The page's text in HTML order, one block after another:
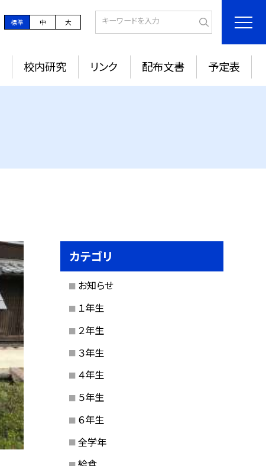
標準 中 大
校内研究 リンク 配布文書 予定表
カテゴリ
お知らせ
１年生
２年生
３年生
４年生
５年生
６年生
全学年